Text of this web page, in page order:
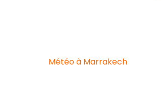
Météo à Marrakech